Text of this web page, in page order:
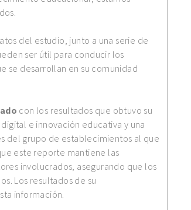
del estudio, junto a una serie de
ser útil para conducir los
se desarrollan en su comunidad
con los resultados que obtuvo su
e innovación educativa y una
del grupo de establecimientos al que
este reporte mantiene las
involucrados, asegurando que los
Los resultados de su
información.